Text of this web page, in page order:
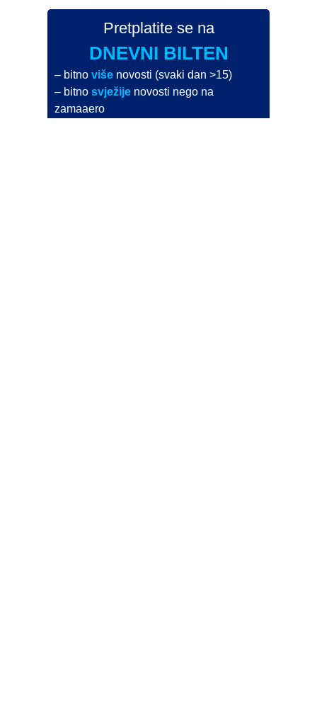
Pretplatite se na
DNEVNI BILTEN
– bitnoviše novosti (svaki dan >15)
– bitnosvježije novosti nego na
zamaaero